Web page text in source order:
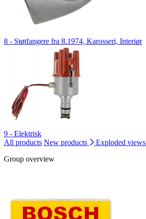
8 - Støtfangere fra 8.1974, Karosseri, Interiør
9 - Elektrisk
All products New products
Exploded views
Group overview